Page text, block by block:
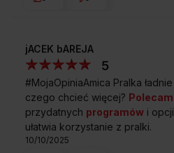
jACEK bAREJA
5
#MojaOpiniaAmica Pralka
czego chcieć więcej? Polecam
przydatnych programów i
ułatwia korzystanie z pralki.
10/10/2025